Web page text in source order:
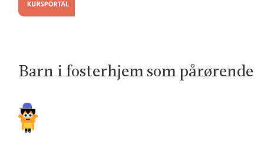
Barn i fosterhjem som pårørende